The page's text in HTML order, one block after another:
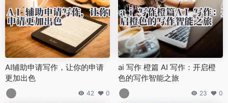
AI辅助申请写作，让你的申请
更加出色
42 0
ai 写作 橙篇 AI 写作：开启橙
色的写作智能之旅
23 0